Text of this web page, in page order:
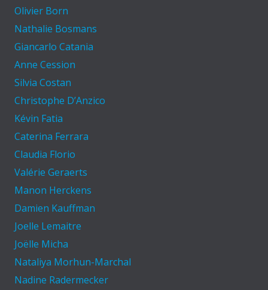
Olivier Born
Nathalie Bosmans
Giancarlo Catania
Anne Cession
Silvia Costan
Christophe D’Anzico
Kévin Fatia
Caterina Ferrara
Claudia Florio
Valérie Geraerts
Manon Herckens
Damien Kauffman
Joelle Lemaitre
Joëlle Micha
Nataliya Morhun-Marchal
Nadine Radermecker